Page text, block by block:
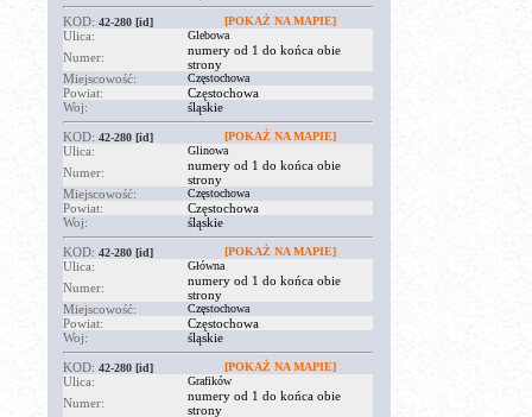
KOD: 42-280 [id] [POKAŻ NA MAPIE]
Ulica: Glebowa
Numer:
numery od 1 do końca obie
strony
Miejscowość:
Częstochowa
Powiat:
Częstochowa
Woj:
śląskie
KOD: 42-280 [id] [POKAŻ NA MAPIE]
Ulica: Glinowa
Numer:
numery od 1 do końca obie
strony
Miejscowość:
Częstochowa
Powiat:
Częstochowa
Woj:
śląskie
KOD: 42-280 [id] [POKAŻ NA MAPIE]
Ulica: Główna
Numer:
numery od 1 do końca obie
strony
Miejscowość:
Częstochowa
Powiat:
Częstochowa
Woj:
śląskie
KOD: 42-280 [id] [POKAŻ NA MAPIE]
Ulica: Grafików
Numer:
numery od 1 do końca obie
strony